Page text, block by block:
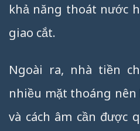
khả năng thoát nước
giao cắt.
Ngoài ra, nhà tiền
nhiều mặt thoáng nên
và cách âm cần được